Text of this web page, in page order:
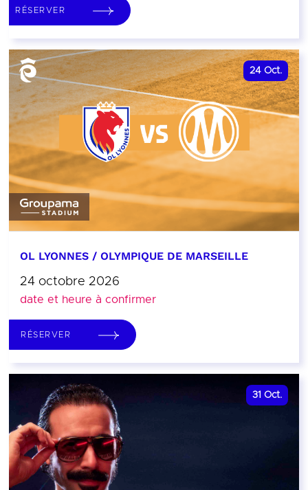
RÉSERVER
24 Oct.
OL LYONNES / OLYMPIQUE DE MARSEILLE
24 octobre 2026
date et heure à confirmer
RÉSERVER
31 Oct.